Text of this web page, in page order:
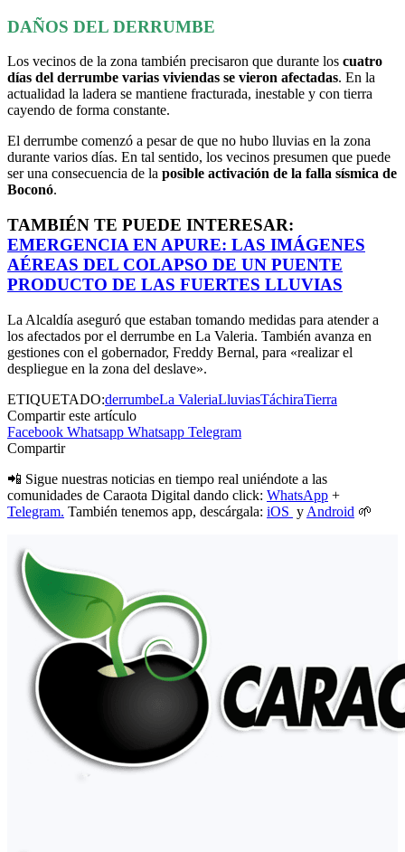
DAÑOS DEL DERRUMBE
Los vecinos de la zona también precisaron que durante los cuatro
días del derrumbe varias viviendas se vieron afectadas. En la
actualidad la ladera se mantiene fracturada, inestable y con tierra
cayendo de forma constante.
El derrumbe comenzó a pesar de que no hubo lluvias en la zona
durante varios días. En tal sentido, los vecinos presumen que puede
ser una consecuencia de la posible activación de la falla sísmica de
Boconó.
TAMBIÉN TE PUEDE INTERESAR:
EMERGENCIA EN APURE: LAS IMÁGENES
AÉREAS DEL COLAPSO DE UN PUENTE
PRODUCTO DE LAS FUERTES LLUVIAS
La Alcaldía aseguró que estaban tomando medidas para atender a
los afectados por el derrumbe en La Valeria. También avanza en
gestiones con el gobernador, Freddy Bernal, para «realizar el
despliegue en la zona del deslave».
ETIQUETADO:derrumbeLa ValeriaLluviasTáchiraTierra
Compartir este artículo
Facebook Whatsapp Whatsapp Telegram
Compartir
📲 Sigue nuestras noticias en tiempo real uniéndote a las
comunidades de Caraota Digital dando click: WhatsApp +
Telegram. También tenemos app, descárgala: iOS y Android 🌱